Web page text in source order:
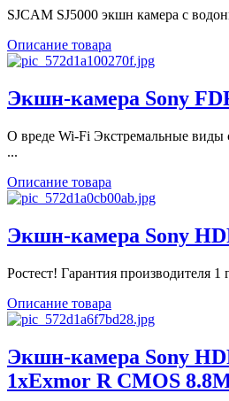
SJCAM SJ5000 экшн камера с
Описание товара
Экшн-камера Sony
О вреде Wi-Fi Экстремальные виды
...
Описание товара
Экшн-камера Sony
Ростест! Гарантия производителя
Описание товара
Экшн-камера Sony
1xExmor R CMOS